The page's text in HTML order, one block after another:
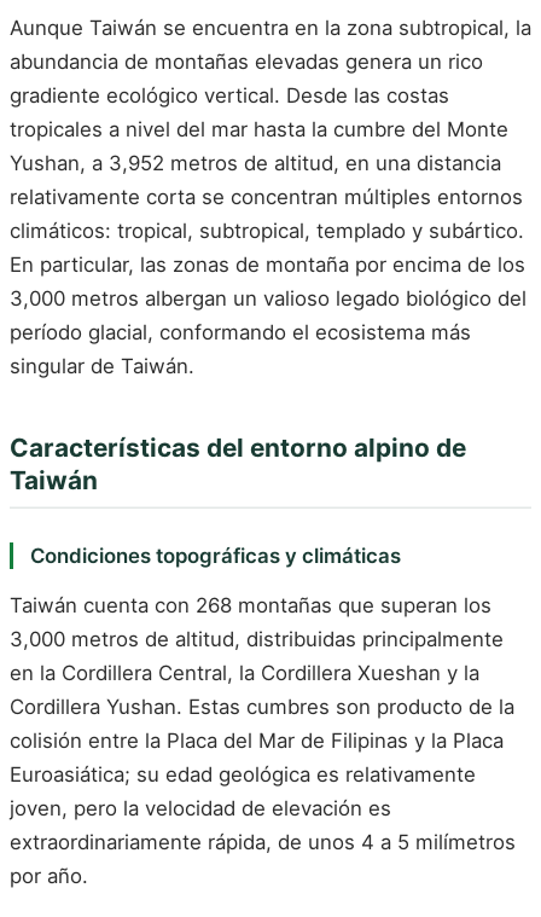
Aunque Taiwán se encuentra en la zona subtropical, la
abundancia de montañas elevadas genera un rico
gradiente ecológico vertical. Desde las costas
tropicales a nivel del mar hasta la cumbre del Monte
Yushan, a 3,952 metros de altitud, en una distancia
relativamente corta se concentran múltiples entornos
climáticos: tropical, subtropical, templado y subártico.
En particular, las zonas de montaña por encima de los
3,000 metros albergan un valioso legado biológico del
período glacial, conformando el ecosistema más
singular de Taiwán.
Características del entorno alpino de
Taiwán
Condiciones topográficas y climáticas
Taiwán cuenta con 268 montañas que superan los
3,000 metros de altitud, distribuidas principalmente
en la Cordillera Central, la Cordillera Xueshan y la
Cordillera Yushan. Estas cumbres son producto de la
colisión entre la Placa del Mar de Filipinas y la Placa
Euroasiática; su edad geológica es relativamente
joven, pero la velocidad de elevación es
extraordinariamente rápida, de unos 4 a 5 milímetros
por año.